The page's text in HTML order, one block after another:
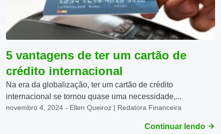
5 vantagens de ter um cartão de
crédito internacional
Na era da globalização, ter um cartão de crédito
internacional se tornou quase uma necessidade,...
novembro 4, 2024 - Ellen Queiroz | Redatora Financeira
Continuar lendo